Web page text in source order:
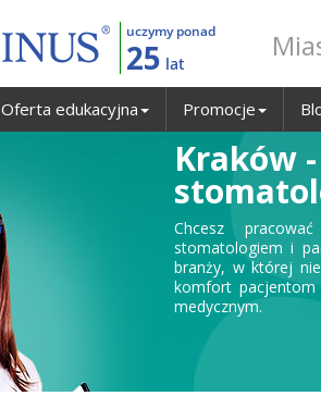
uczymy ponad
25 lat
Oferta edukacyjna Promocje
Kraków
Chcesz
stomatologiem i
branży, w której
komfort pacjentom
medycznym.